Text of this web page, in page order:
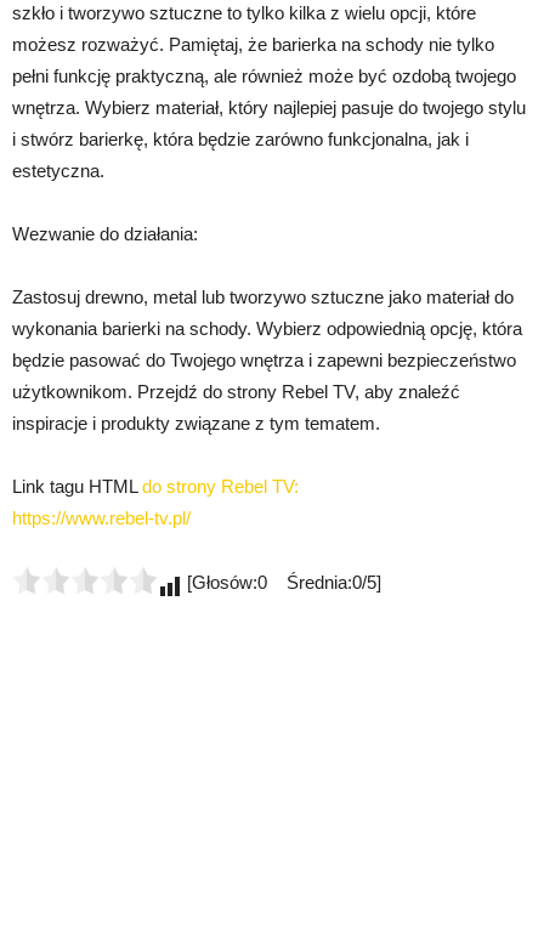
szkło i tworzywo sztuczne to tylko kilka z wielu opcji, które
możesz rozważyć. Pamiętaj, że barierka na schody nie tylko
pełni funkcję praktyczną, ale również może być ozdobą twojego
wnętrza. Wybierz materiał, który najlepiej pasuje do twojego stylu
i stwórz barierkę, która będzie zarówno funkcjonalna, jak i
estetyczna.
Wezwanie do działania:
Zastosuj drewno, metal lub tworzywo sztuczne jako materiał do
wykonania barierki na schody. Wybierz odpowiednią opcję, która
będzie pasować do Twojego wnętrza i zapewni bezpieczeństwo
użytkownikom. Przejdź do strony Rebel TV, aby znaleźć
inspiracje i produkty związane z tym tematem.
Link tagu HTMLdo strony Rebel TV:
https://www.rebel-tv.pl/
[Głosów:0 Średnia:0/5]